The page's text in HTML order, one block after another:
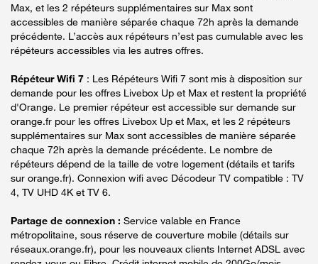
Max, et les 2 répéteurs supplémentaires sur Max sont
accessibles de manière séparée chaque 72h après la demande
précédente. L’accès aux répéteurs n’est pas cumulable avec les
répéteurs accessibles via les autres offres.
Répéteur Wifi 7 : Les Répéteurs Wifi 7 sont mis à disposition sur
demande pour les offres Livebox Up et Max et restent la propriété
d'Orange. Le premier répéteur est accessible sur demande sur
orange.fr pour les offres Livebox Up et Max, et les 2 répéteurs
supplémentaires sur Max sont accessibles de manière séparée
chaque 72h après la demande précédente. Le nombre de
répéteurs dépend de la taille de votre logement (détails et tarifs
sur orange.fr). Connexion wifi avec Décodeur TV compatible : TV
4, TV UHD 4K et TV 6.
Partage de connexion : Service valable en France
métropolitaine, sous réserve de couverture mobile (détails sur
réseaux.orange.fr), pour les nouveaux clients Internet ADSL avec